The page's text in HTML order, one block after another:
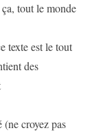
tout le monde
texte est le tout
des
croyez pas